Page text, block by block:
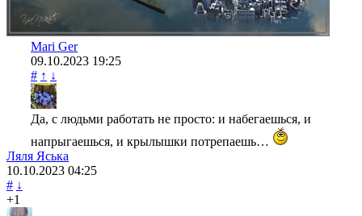
Mari Ger
09.10.2023 19:25
# ↑ ↓
Да, с людьми работать не просто: и набегаешься, и
напрыгаешься, и крылышки потрепаешь…
Ляля Яська
10.10.2023 04:25
# ↓
+1